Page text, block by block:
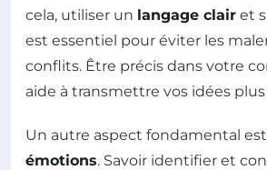
cela, utiliser un langage clair et
est essentiel pour éviter les
conflits. Être précis dans votre
aide à transmettre vos idées
Un autre aspect fondamental
émotions. Savoir identifier et